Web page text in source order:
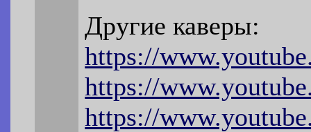
Другие каверы:
https://
https://
https://